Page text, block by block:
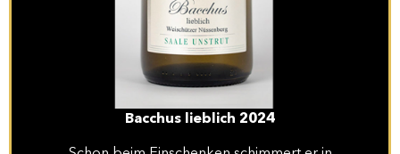
Bacchus lieblich 2024